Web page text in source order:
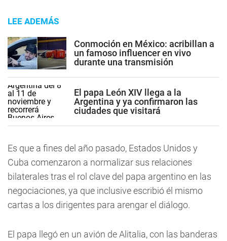
LEE ADEMÁS
Conmoción en México: acribillan a
un famoso influencer en vivo
durante una transmisión
El papa León XIV llega a la
Argentina y ya confirmaron las
ciudades que visitará
Es que a fines del año pasado, Estados Unidos y
Cuba comenzaron a normalizar sus relaciones
bilaterales tras el rol clave del papa argentino en las
negociaciones, ya que inclusive escribió él mismo
cartas a los dirigentes para arengar el diálogo.
El papa llegó en un avión de Alitalia, con las banderas